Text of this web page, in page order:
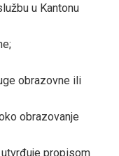
u Kantonu
obrazovne ili
obrazovanje
propisom